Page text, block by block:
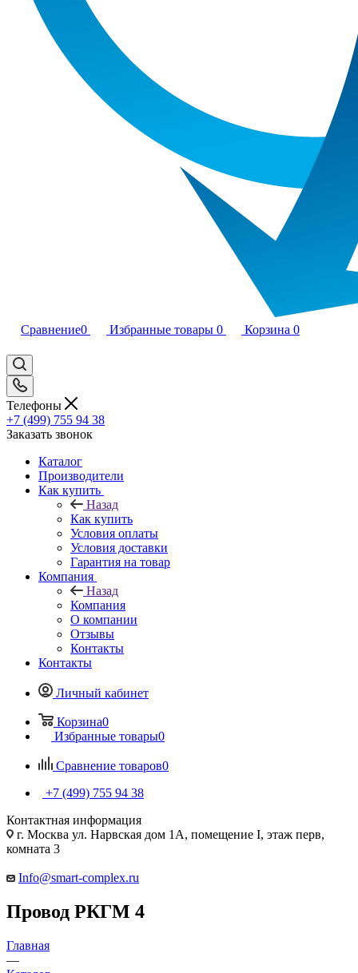
Сравнение0 Избранные товары 0 Корзина 0
Телефоны
+7 (499) 755 94 38
Заказать звонок
Каталог
Производители
Как купить
Назад
Как купить
Условия оплаты
Условия доставки
Гарантия на товар
Компания
Назад
Компания
О компании
Отзывы
Контакты
Контакты
Личный кабинет
Корзина0
Избранные товары0
Сравнение товаров0
+7 (499) 755 94 38
Контактная информация
г. Москва ул. Нарвская дом 1А, помещение I, этаж перв,
комната 3
Info@smart-complex.ru
Провод РКГМ 4
Главная
—